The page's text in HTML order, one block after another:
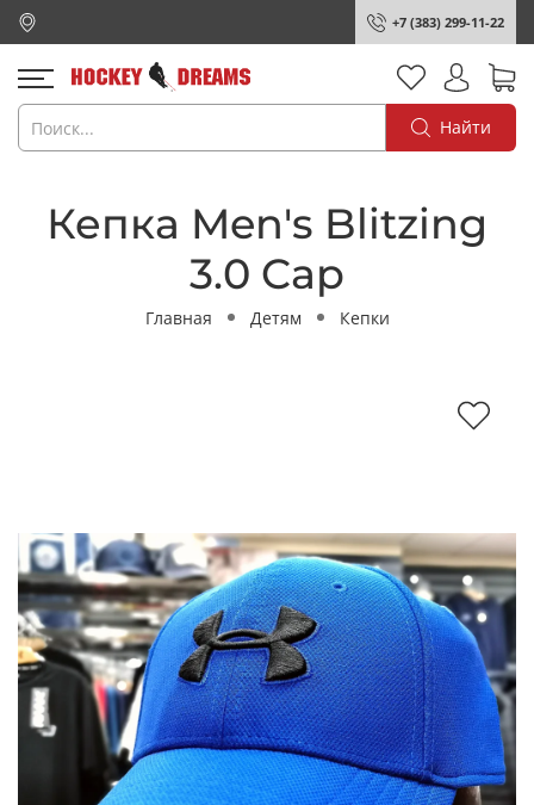
+7 (383) 299-11-22
Найти
Кепка Men's Blitzing
3.0 Cap
Главная Детям Кепки